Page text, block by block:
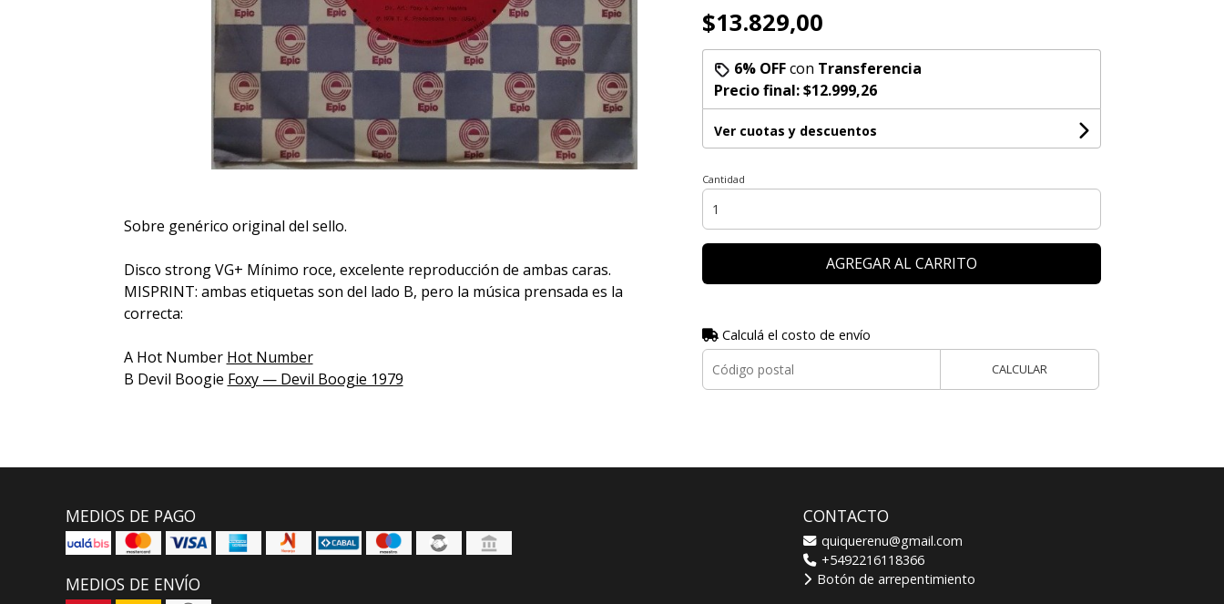
Sobre genérico original del sello.
Disco strong VG+ Mínimo roce, excelente reproducción de ambas caras.
MISPRINT: ambas etiquetas son del lado B, pero la música prensada es la
correcta:
A Hot Number Hot Number
B Devil Boogie Foxy — Devil Boogie 1979
$13.829,00
6% OFFcon Transferencia
Precio final:$12.999,26
Ver cuotas y descuentos
Cantidad
AGREGAR AL CARRITO
Calculá el costo de envío
CALCULAR
MEDIOS DE PAGO
MEDIOS DE ENVÍO
CONTACTO
quiquerenu@gmail.com
+5492216118366
Botón de arrepentimiento